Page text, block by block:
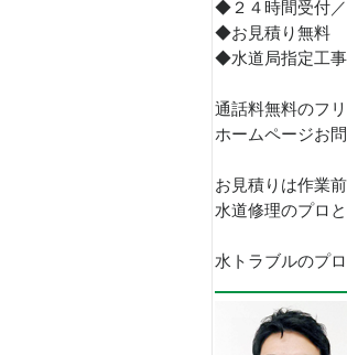
◆２４時間受付
◆お見積り無料
◆水道局指定工
通話料無料のフ
ホームページお
お見積りは作業
水道修理のプロ
水トラブルのプ